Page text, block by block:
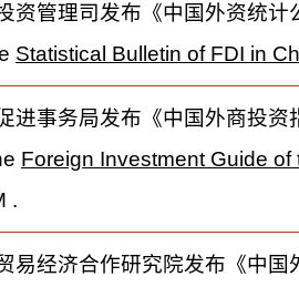
资管理司发布《中国外资统计
Statistical Bulletin of FDI in
进事务局发布《中国外商投资
Foreign Investment Guide
.
易经济合作研究院发布《中国